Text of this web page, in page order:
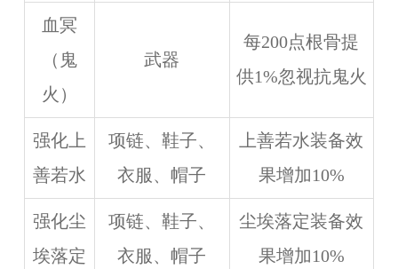
血冥
（鬼
火）
武器
每200点根骨提
供1%忽视抗鬼火
强化上
善若水
项链、鞋子、
衣服、帽子
上善若水装备效
果增加10%
强化尘
埃落定
项链、鞋子、
衣服、帽子
尘埃落定装备效
果增加10%